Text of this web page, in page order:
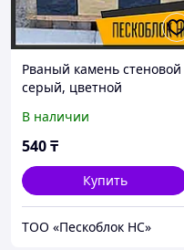
Рваный камень стеновой
серый, цветной
В наличии
540₸
Купить
ТОО «Пескоблок НС»